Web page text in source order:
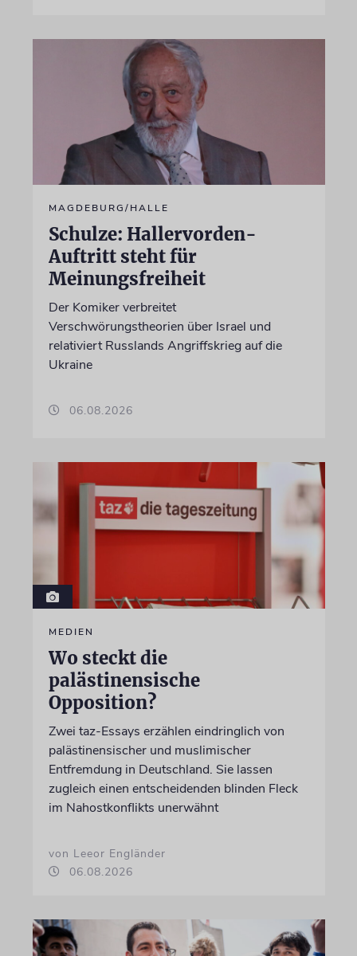
MAGDEBURG/HALLE
Schulze: Hallervorden-
Auftritt steht für
Meinungsfreiheit
Der Komiker verbreitet
Verschwörungstheorien über Israel und
relativiert Russlands Angriffskrieg auf die
Ukraine
06.08.2026
MEDIEN
Wo steckt die
palästinensische
Opposition?
Zwei taz-Essays erzählen eindringlich von
palästinensischer und muslimischer
Entfremdung in Deutschland. Sie lassen
zugleich einen entscheidenden blinden Fleck
im Nahostkonflikts unerwähnt
von Leeor Engländer
06.08.2026